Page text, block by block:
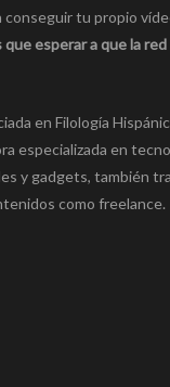
conseguir tu propio
esperar a que la
en Filología
especializada en
y gadgets, también
como freelance.